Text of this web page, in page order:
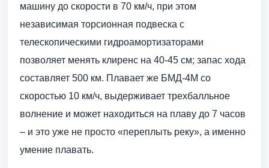
машину до скорости в 70 км/ч, при этом
независимая торсионная подвеска с
телескопическими гидроамортизаторами
позволяет менять клиренс на 40-45 см; запас хода
составляет 500 км. Плавает же БМД-4М со
скоростью 10 км/ч, выдерживает трехбалльное
волнение и может находиться на плаву до 7 часов
– и это уже не просто «переплыть реку», а именно
умение плавать.